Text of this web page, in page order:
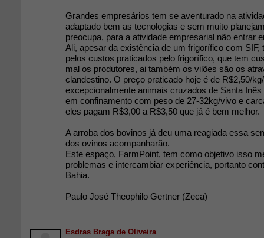
Grandes empresários tem se aventurado na
adaptado bem as tecnologias e sem muito
preocupa, para a atividade empresarial não entrar
Ali, apesar da existência de um frigorífico com SIF,
pelos custos praticados pelo frigorífico, que tem
mal os produtores, ai também os vilões são os
clandestino. O preço praticado hoje é de R$2,50/
excepcionalmente animais cruzados de Santa
em confinamento com peso de 27-32kg/vivo e
eles pagam R$3,00 a R$3,50 que já é bem melhor.
A arroba dos bovinos já deu uma reagiada essa
dos ovinos acompanharão.
Este espaço, FarmPoint, tem como objetivo isso
problemas e intercambiar experiência, portanto
Bahia.
Paulo José Theophilo Gertner (Zeca)
Esdras Braga de Oliveira